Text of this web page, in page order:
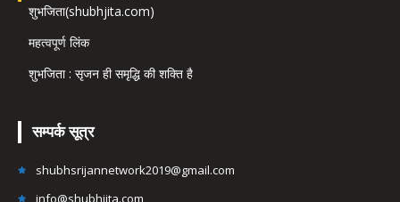
शुभजिता(shubhjita.com)
महत्वपूर्ण लिंक
शुभजिता : सृजन ही समृद्धि की शक्ति है
सम्पर्क सूत्र
shubhsrijannetwork2019@gmail.com
info@shubhjita.com